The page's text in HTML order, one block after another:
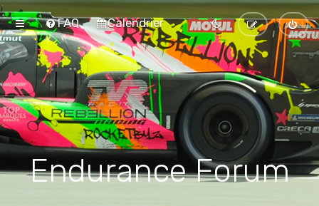
FAQ Calendrier
Endurance Forum